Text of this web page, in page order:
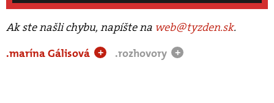
Ak ste našli chybu, napíšte na web@tyzden.sk.
.marína Gálisová
+ .rozhovory +